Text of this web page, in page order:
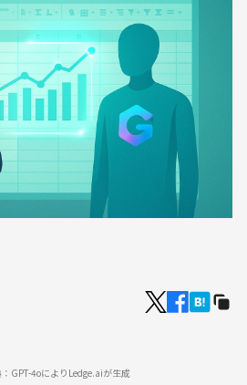
GPT-4oによりLedge.aiが生成